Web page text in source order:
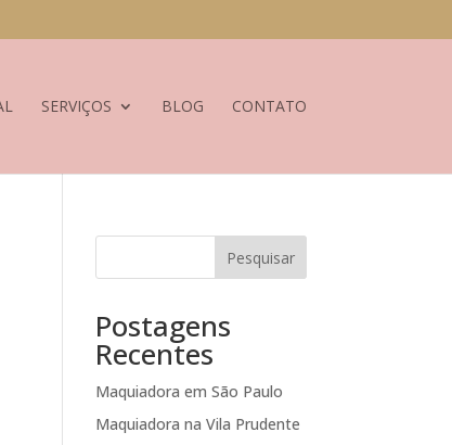
SERVIÇOS BLOG CONTATO
Pesquisar
Postagens
Recentes
Maquiadora em São Paulo
Maquiadora na Vila Prudente